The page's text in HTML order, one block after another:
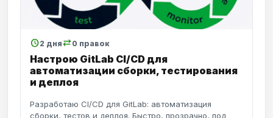
schedule2 дня sync_alt 0 правок
Настрою GitLab CI/CD для
автоматизации сборки, тестирования
и деплоя
Разработаю CI/CD для GitLab: автоматизация
сборки, тестов и деплоя. Быстро, прозрачно, под